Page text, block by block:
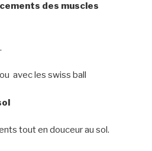
des muscles
avec les swiss ball
tout en douceur au sol.